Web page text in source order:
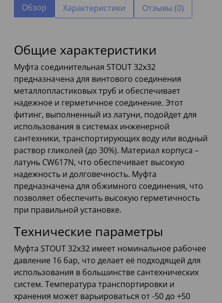
Обзор Характеристики Отзывы (0)
Общие характеристики
Муфта соединительная STOUT 32x32
предназначена для винтового соединения
металлопластиковых труб и обеспечивает
надежное и герметичное соединение. Этот
фитинг, выполненный из латуни, подойдет для
использования в системах инженерной
сантехники, транспортирующих воду или водный
раствор гликолей (до 30%). Материал корпуса –
латунь CW617N, что обеспечивает высокую
надежность и долговечность. Муфта
предназначена для обжимного соединения, что
позволяет обеспечить высокую герметичность
при правильной установке.
Технические параметры
Муфта STOUT 32x32 имеет номинальное рабочее
давление 16 бар, что делает её подходящей для
использования в большинстве сантехнических
систем. Температура транспортировки и
хранения может варьироваться от -50 до +50